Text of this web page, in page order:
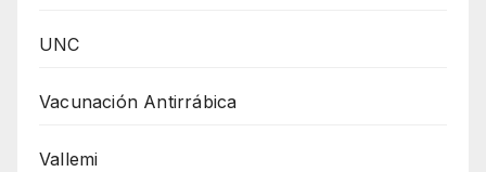
UNC
Vacunación Antirrábica
Vallemi